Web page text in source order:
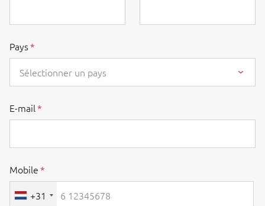
Pays
Sélectionner un pays
E-mail
Mobile
+31